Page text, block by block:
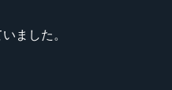
ました。